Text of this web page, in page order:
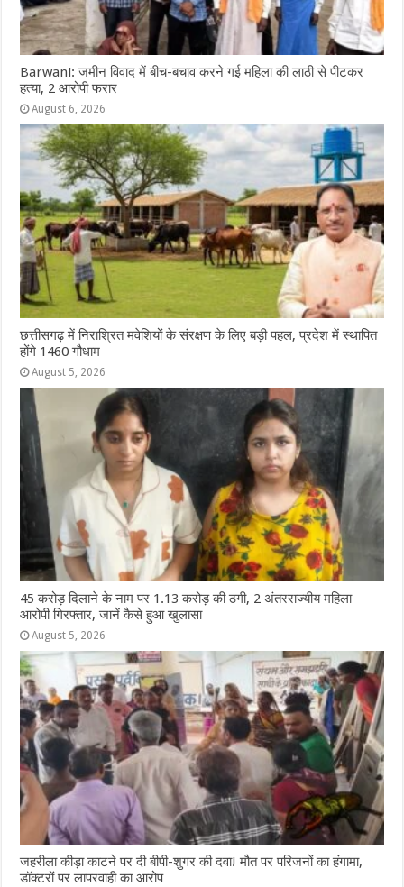
Barwani: जमीन विवाद में बीच-बचाव करने गई महिला की लाठी से पीटकर
हत्या, 2 आरोपी फरार
August 6, 2026
छत्तीसगढ़ में निराश्रित मवेशियों के संरक्षण के लिए बड़ी पहल, प्रदेश में स्थापित
होंगे 1460 गौधाम
August 5, 2026
45 करोड़ दिलाने के नाम पर 1.13 करोड़ की ठगी, 2 अंतरराज्यीय महिला
आरोपी गिरफ्तार, जानें कैसे हुआ खुलासा
August 5, 2026
जहरीला कीड़ा काटने पर दी बीपी-शुगर की दवा! मौत पर परिजनों का हंगामा,
डॉक्टरों पर लापरवाही का आरोप